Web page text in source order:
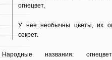
огнецвет,
У нее необычны цветы, их
секрет.
Народные названия: